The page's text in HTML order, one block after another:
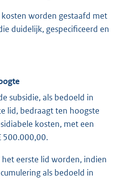
kosten worden gestaafd met
duidelijk, gespecificeerd en
subsidie, als bedoeld in
lid, bedraagt ten hoogste
kosten, met een
500.000,00.
eerste lid worden, indien
als bedoeld in